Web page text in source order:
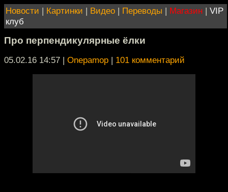
Новости | Картинки | Видео | Переводы | Магазин | VIP
клуб
Про перпендикулярные ёлки
05.02.16 14:57 | Onepamop | 101 комментарий